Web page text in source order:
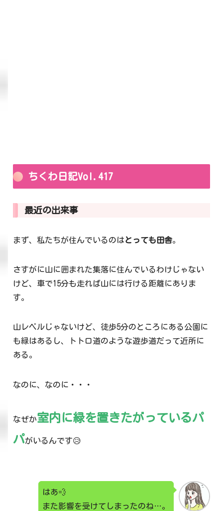
ちくわ日記Vol.417
最近の出来事
まず、私たちが住んでいるのはとっても田舎。
さすがに山に囲まれた集落に住んでいるわけじゃない
けど、車で15分も走れば山には行ける距離にありま
す。
山レベルじゃないけど、徒歩5分のところにある公園に
も緑はあるし、トトロ道のような遊歩道だって近所に
ある。
なのに、なのに・・・
なぜか室内に緑を置きたがっているパ
パがいるんです😥
はあ💨
また影響を受けてしまったのね…。